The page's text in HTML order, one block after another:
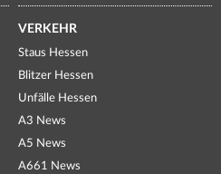
VERKEHR
Staus Hessen
Blitzer Hessen
Unfälle Hessen
A3 News
A5 News
A661 News